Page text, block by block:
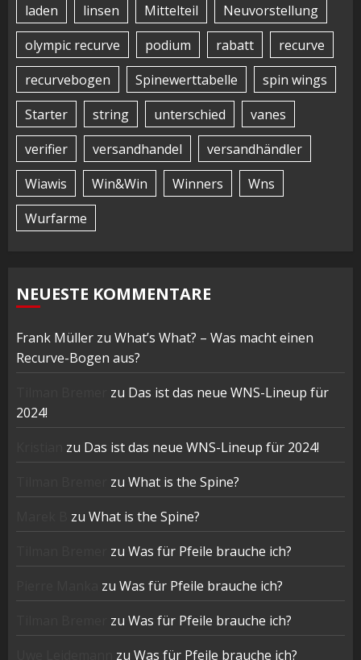
laden
linsen Mittelteil
Neuvorstellung
olympic recurve
podium rabatt
recurve
recurvebogen
Spinewerttabelle
spin wings
Starter
string unterschied
vanes
verifier
versandhandel
versandhändler
Wiawis
Win&Win Winners
Wns
Wurfarme
NEUESTE KOMMENTARE
Frank Müller zu What’s What? – Was macht einen
Recurve-Bogen aus?
zu Das ist das neue WNS-Lineup für
2024!
zu Das ist das neue WNS-Lineup für 2024!
zu What is the Spine?
zu What is the Spine?
zu Was für Pfeile brauche ich?
zu Was für Pfeile brauche ich?
zu Was für Pfeile brauche ich?
zu Was für Pfeile brauche ich?